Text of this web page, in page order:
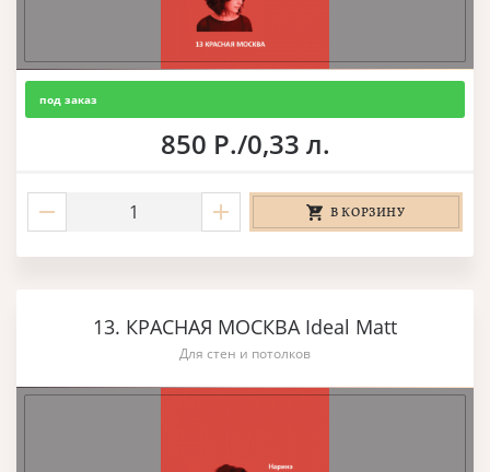
под заказ
850 Р./0,33 л.
В КОРЗИНУ
13. КРАСНАЯ МОСКВА Ideal Matt
Для стен и потолков